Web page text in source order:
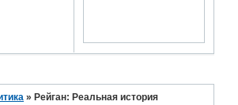
» Рейган: Реальная история